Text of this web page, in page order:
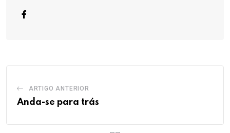
ARTIGO ANTERIOR
Anda-se para trás